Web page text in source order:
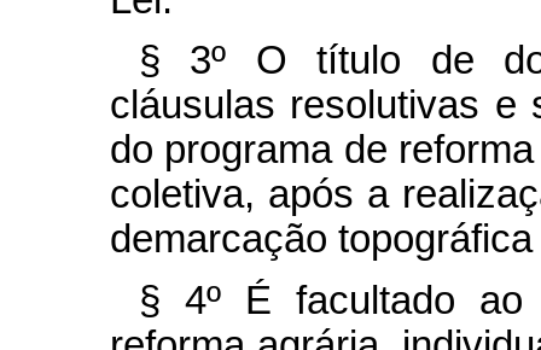
§ 3º O título de
cláusulas resolutivas e
do programa de
coletiva, após a
demarcação
§ 4º É facultado ao